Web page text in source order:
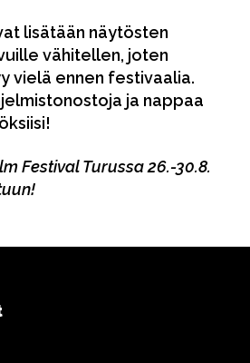
lisätään näytösten
vähitellen, joten
vielä ennen festivaalia.
ja nappaa
Festival Turussa 26.-30.8.